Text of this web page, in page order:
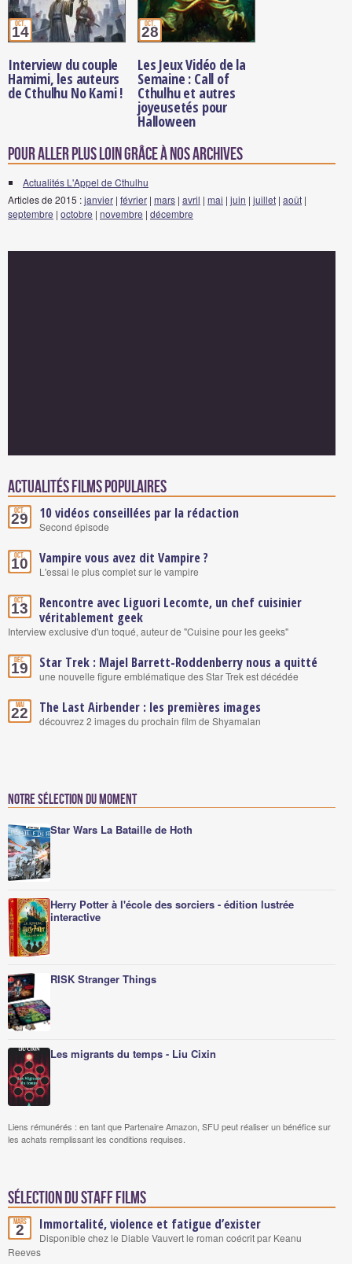
oct.
14
Interview du couple
Hamimi, les auteurs
de Cthulhu No Kami !
oct.
28
Les Jeux Vidéo de la
Semaine : Call of
Cthulhu et autres
joyeusetés pour
Halloween
Pour aller plus loin grâce à nos archives
Actualités L'Appel de Cthulhu
Articles de 2015 :janvier | février | mars | avril | mai | juin | juillet | août |
septembre | octobre | novembre | décembre
Actualités Films populaires
Oct.
29 10 vidéos conseillées par la rédaction
Second épisode
Oct.
10 Vampire vous avez dit Vampire ?
L'essai le plus complet sur le vampire
Oct.
13
Rencontre avec Liguori Lecomte, un chef cuisinier
véritablement geek
Interview exclusive d'un toqué, auteur de "Cuisine pour les geeks"
Déc.
19 Star Trek : Majel Barrett-Roddenberry nous a quitté
une nouvelle figure emblématique des Star Trek est décédée
Mai
22 The Last Airbender : les premières images
découvrez 2 images du prochain film de Shyamalan
Notre sélection du moment
Star Wars La Bataille de Hoth
Herry Potter à l'école des sorciers - édition lustrée
interactive
RISK Stranger Things
Les migrants du temps - Liu Cixin
Liens rémunérés : en tant que Partenaire Amazon, SFU peut réaliser un bénéfice sur
les achats remplissant les conditions requises.
Sélection du staff Films
Mars
2 Immortalité, violence et fatigue d’exister
Disponible chez le Diable Vauvert le roman coécrit par Keanu
Reeves